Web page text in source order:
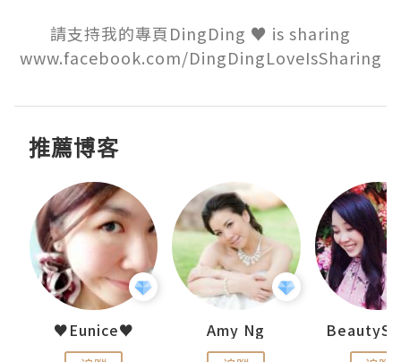
請支持我的專頁DingDing ♥ is sharing
推薦博客
♥Eunice♥ Amy Ng